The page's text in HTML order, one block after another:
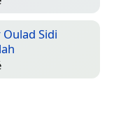
Sidi